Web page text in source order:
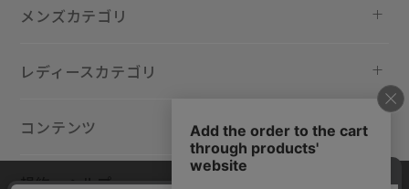
メンズカテゴリ
レディースカテゴリ
コンテンツ
規約・ヘルプ